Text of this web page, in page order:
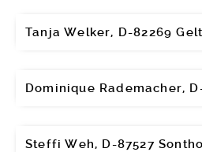
Tanja Welker, D-82269
Dominique Rademacher,
Steffi Weh, D-87527